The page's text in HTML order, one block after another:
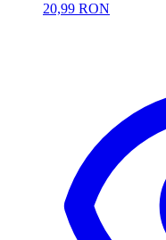
20,99 RON